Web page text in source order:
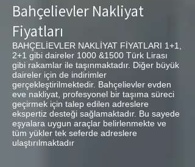
Bahçelievler Nakliyat
Fiyatları
BAHÇELİEVLER NAKLİYAT FİYATLARI 1+1,
2+1 gibi daireler 1000 &1500 Türk Lirası
gibi rakamlar ile taşınmaktadır. Diğer büyük
daireler için de indirimler
gerçekleştirilmektedir. Bahçelievler evden
eve nakliyat, profesyonel bir taşıma süreci
geçirmek için talep edilen adreslere
ekspertiz desteği sağlamaktadır. Bu sayede
eşyalara uygun araçlar belirlenmekte ve
tüm yükler tek seferde adreslere
ulaştırılmaktadır